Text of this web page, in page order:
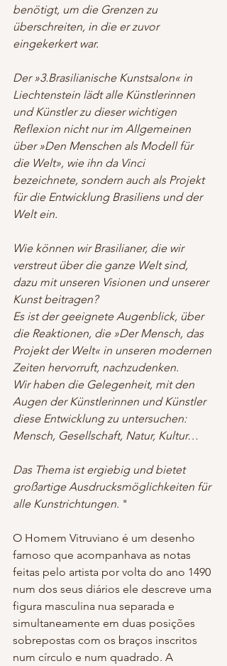
benötigt, um die Grenzen zu
überschreiten, in die er zuvor
eingekerkert war.
Der »3.Brasilianische Kunstsalon« in
Liechtenstein lädt alle Künstlerinnen
und Künstler zu dieser wichtigen
Reflexion nicht nur im Allgemeinen
über »Den Menschen als Modell für
die Welt», wie ihn da Vinci
bezeichnete, sondern auch als Projekt
für die Entwicklung Brasiliens und der
Welt ein.
Wie können wir Brasilianer, die wir
verstreut über die ganze Welt sind,
dazu mit unseren Visionen und unserer
Kunst beitragen?
Es ist der geeignete Augenblick, über
die Reaktionen, die »Der Mensch, das
Projekt der Welt« in unseren modernen
Zeiten hervorruft, nachzudenken.
Wir haben die Gelegenheit, mit den
Augen der Künstlerinnen und Künstler
diese Entwicklung zu untersuchen:
Mensch, Gesellschaft, Natur, Kultur…
Das Thema ist ergiebig und bietet
großartige Ausdrucksmöglichkeiten für
alle Kunstrichtungen. "
O Homem Vitruviano é um desenho
famoso que acompanhava as notas
feitas pelo artista por volta do ano 1490
num dos seus diários ele descreve uma
figura masculina nua separada e
simultaneamente em duas posições
sobrepostas com os braços inscritos
num círculo e num quadrado. A